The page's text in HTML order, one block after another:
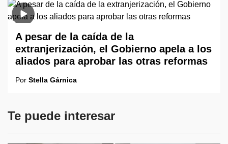
A pesar de la caída de la
extranjerización, el Gobierno apela a los
aliados para aprobar las otras reformas
Por Stella Gárnica
Te puede interesar